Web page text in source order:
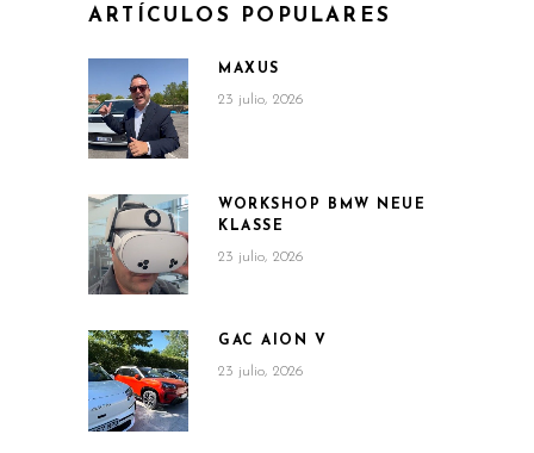
ARTÍCULOS POPULARES
MAXUS
23 julio, 2026
WORKSHOP BMW NEUE
KLASSE
23 julio, 2026
GAC AION V
23 julio, 2026